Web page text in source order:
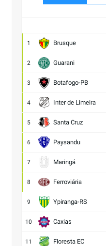
1 Brusque
2 Guarani
3 Botafogo-PB
4 Inter de Limeira
5 Santa Cruz
6 Paysandu
7 Maringá
8 Ferroviária
9 Ypiranga-RS
10 Caxias
11 Floresta EC